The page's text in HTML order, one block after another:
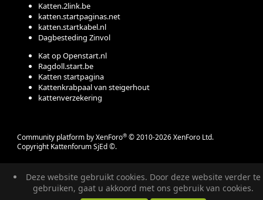
Katten.2link.be
katten.startpaginas.net
katten.startkabel.nl
Dagbesteding Zinvol
Kat op Openstart.nl
Ragdoll.start.be
Katten startpagina
Kattenkrabpaal van steigerhout
kattenverzekering
Community platform by XenForo® © 2010-2026 XenForo Ltd.
Copyright Kattenforum SjEd ©.
Deze website gebruikt cookies. Door deze website verder te
gebruiken, gaat u akkoord met ons gebruik van cookies.